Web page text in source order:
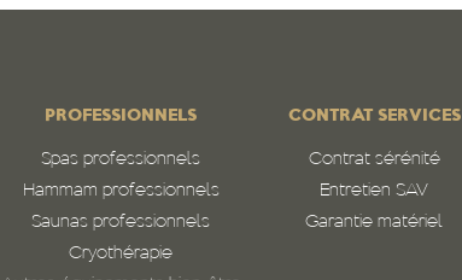
PROFESSIONNELS
Spas professionnels
Hammam professionnels
Saunas professionnels
Cryothérapie
CONTRAT SERVICES
Contrat sérénité
Entretien SAV
Garantie matériel